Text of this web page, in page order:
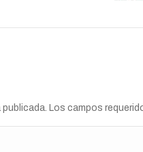
Los campos